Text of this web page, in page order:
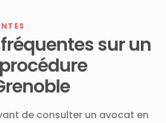
sur un
de consulter un avocat en